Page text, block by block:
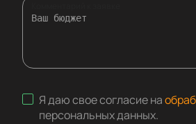
Я даю свое согласие на
персональных данных.